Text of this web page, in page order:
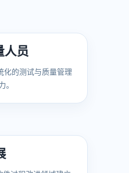
人员
化的测试与质量管理
。